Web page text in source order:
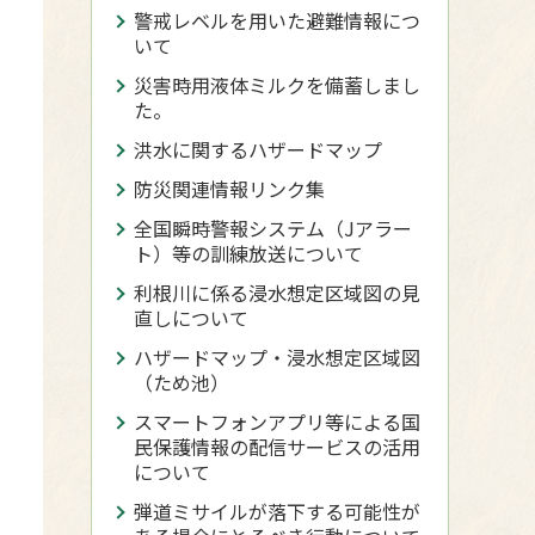
警戒レベルを用いた避難情報につ
いて
災害時用液体ミルクを備蓄しまし
た。
洪水に関するハザードマップ
防災関連情報リンク集
全国瞬時警報システム（Jアラー
ト）等の訓練放送について
利根川に係る浸水想定区域図の見
直しについて
ハザードマップ・浸水想定区域図
（ため池）
スマートフォンアプリ等による国
民保護情報の配信サービスの活用
について
弾道ミサイルが落下する可能性が